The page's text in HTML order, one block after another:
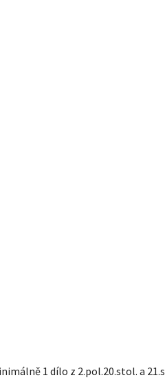
1 dílo z 2.pol.20.stol. a